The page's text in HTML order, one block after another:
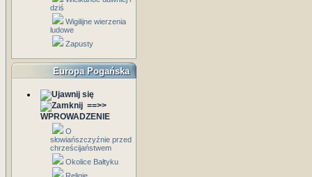
dziś
Wigilijne wierzenia
ludowe
Zapusty
Europa Pogańska
==>>
WPROWADZENIE
O
słowiańszczyźnie przed
chrześcijaństwem
Okolice Bałtyku